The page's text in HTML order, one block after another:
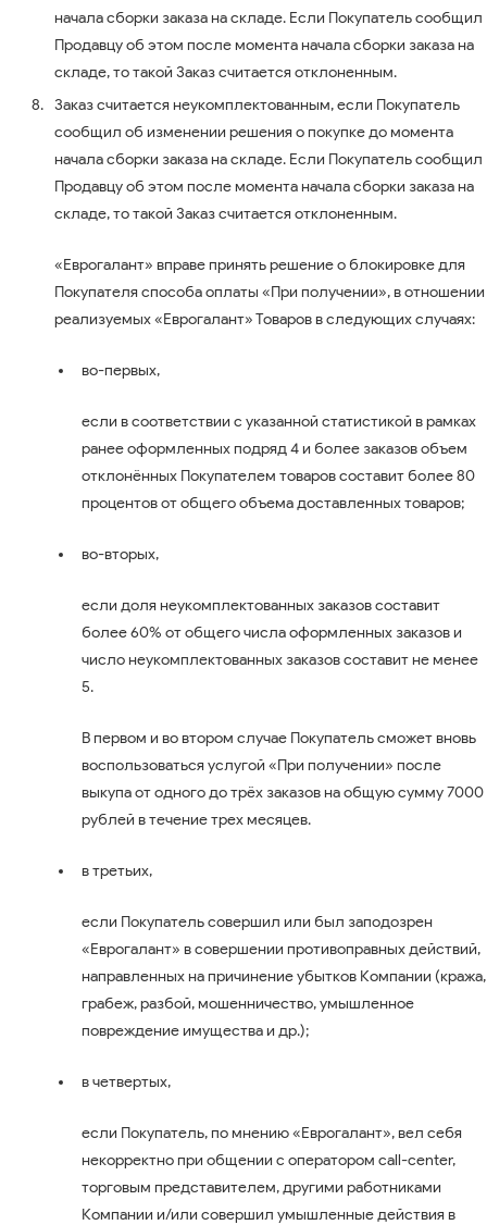
начала сборки заказа на складе. Если Покупатель сообщил
Продавцу об этом после момента начала сборки заказа на
складе, то такой Заказ считается отклоненным.
Заказ считается неукомплектованным, если Покупатель
сообщил об изменении решения о покупке до момента
начала сборки заказа на складе. Если Покупатель сообщил
Продавцу об этом после момента начала сборки заказа на
складе, то такой Заказ считается отклоненным.
«Еврогалант» вправе принять решение о блокировке для
Покупателя способа оплаты «При получении», в отношении
реализуемых «Еврогалант» Товаров в следующих случаях:
во-первых,
если в соответствии с указанной статистикой в рамках
ранее оформленных подряд 4 и более заказов объем
отклонённых Покупателем товаров составит более 80
процентов от общего объема доставленных товаров;
во-вторых,
если доля неукомплектованных заказов составит
более 60% от общего числа оформленных заказов и
число неукомплектованных заказов составит не менее
5.
В первом и во втором случае Покупатель сможет вновь
воспользоваться услугой «При получении» после
выкупа от одного до трёх заказов на общую сумму 7000
рублей в течение трех месяцев.
в третьих,
если Покупатель совершил или был заподозрен
«Еврогалант» в совершении противоправных действий,
направленных на причинение убытков Компании (кража,
грабеж, разбой, мошенничество, умышленное
повреждение имущества и др.);
в четвертых,
если Покупатель, по мнению «Еврогалант», вел себя
некорректно при общении с оператором call-center,
торговым представителем, другими работниками
Компании и/или совершил умышленные действия в